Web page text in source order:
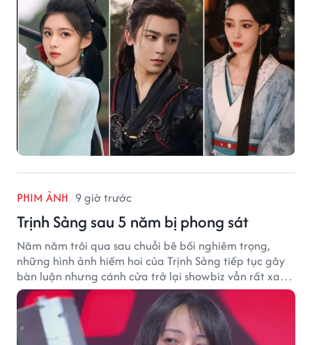
PHIM ẢNH 9 giờ trước
Trịnh Sảng sau 5 năm bị phong sát
Năm năm trôi qua sau chuỗi bê bối nghiêm trọng,
những hình ảnh hiếm hoi của Trịnh Sảng tiếp tục gây
bàn luận nhưng cánh cửa trở lại showbiz vẫn rất xa
vời.